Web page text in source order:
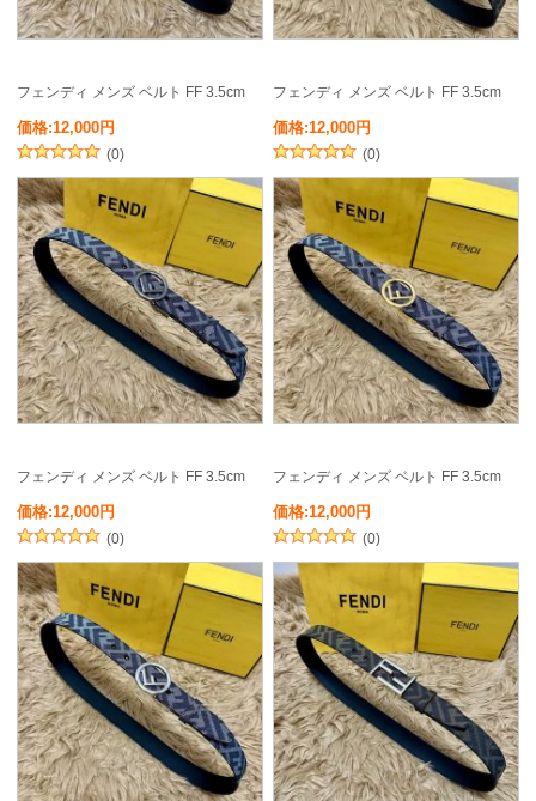
フェンディ メンズ ベルト FF 3.5cm
価格:12,000円
(0)
フェンディ メンズ ベルト FF 3.5cm
価格:12,000円
(0)
フェンディ メンズ ベルト FF 3.5cm
価格:12,000円
(0)
フェンディ メンズ ベルト FF 3.5cm
価格:12,000円
(0)